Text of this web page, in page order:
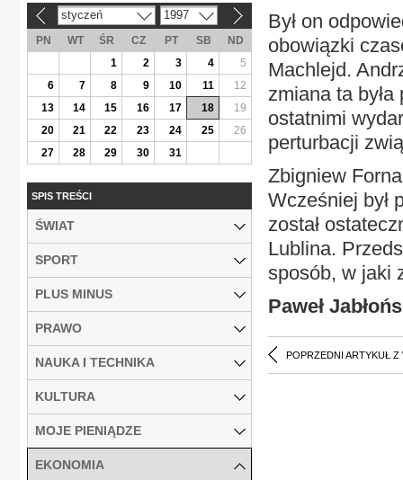
Był on
obowiązki
Machlejd.
zmiana ta
ostatnimi
perturbacji
Zbigniew
Wcześniej był
został
Lublina.
sposób, w jaki
Paweł
POPRZEDNI ARTYKUŁ Z
styczeń 1997
PN WT ŚR CZ PT SB
ND
1
2 3 4
5
6
7 8 9 10 11
12
13
14 15 16 17 18
19
20
21 22 23 24 25
26
27
28 29 30 31
SPIS TREŚCI
ŚWIAT
SPORT
PLUS MINUS
PRAWO
NAUKA I TECHNIKA
KULTURA
MOJE PIENIĄDZE
EKONOMIA